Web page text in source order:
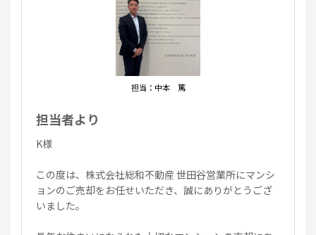
担当：中本 篤
担当者より
K様
この度は、株式会社総和不動産 世田谷営業所にマンシ
ョンのご売却をお任せいただき、誠にありがとうござ
いました。